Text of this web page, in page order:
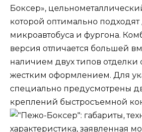
Боксер»,
которой оптимально подходят
микроавтобуса и фургона.
версия отличается большей
наличием двух типов отделки
жестким оформлением. Для
специально предусмотрены
креплений быстросъемной